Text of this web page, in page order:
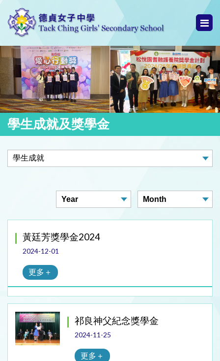
學生成就及獎學金
黃廷芳獎學金2024
2024-12-01
更多＋
祁良神父紀念獎學金
2024-11-25
更多＋